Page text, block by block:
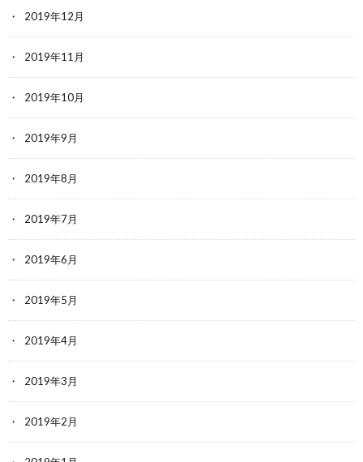
2019年12月
2019年11月
2019年10月
2019年9月
2019年8月
2019年7月
2019年6月
2019年5月
2019年4月
2019年3月
2019年2月